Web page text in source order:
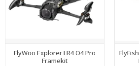
FlyWoo Explorer LR4 O4 Pro
Framekit